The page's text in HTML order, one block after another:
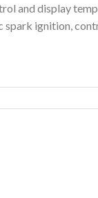
and display
spark ignition,